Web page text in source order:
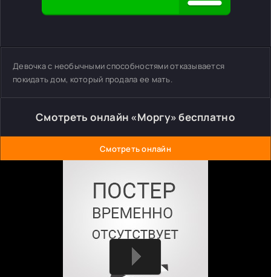
Девочка с необычными способностями отказывается
покидать дом, который продала ее мать.
Смотреть онлайн «Моргу» бесплатно
Смотреть онлайн